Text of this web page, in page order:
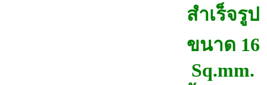
สำเร็จรูป
ขนาด 16
Sq.mm.